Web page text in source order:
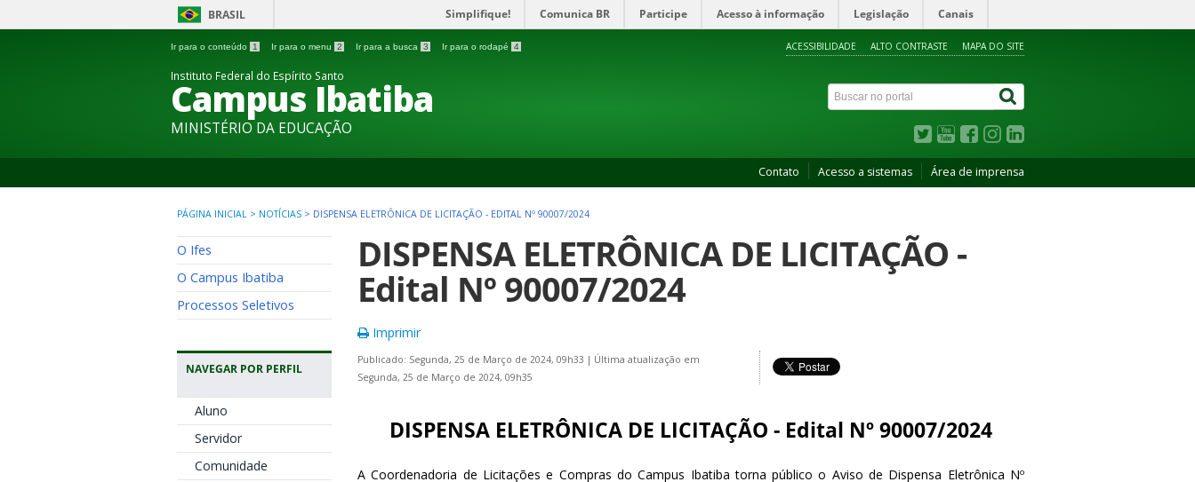
BRASIL Simplifique! Comunica BR Participe Acesso à informação Legislação Canais
Ir para o conteúdo 1 Ir para o menu 2 Ir para a busca 3 Ir para o rodapé 4 ACESSIBILIDADE ALTO CONTRASTE MAPA DO SITE
Instituto Federal do Espírito Santo
Campus Ibatiba
MINISTÉRIO DA EDUCAÇÃO
Contato Acesso a sistemas Área de imprensa
PÁGINA INICIAL > NOTÍCIAS > DISPENSA ELETRÔNICA DE LICITAÇÃO - EDITAL Nº 90007/2024
O Ifes
O Campus Ibatiba
Processos Seletivos
NAVEGAR POR PERFIL
Aluno
Servidor
Comunidade
DISPENSA ELETRÔNICA DE LICITAÇÃO -
Edital Nº 90007/2024
Imprimir
Publicado: Segunda, 25 de Março de 2024, 09h33 | Última atualização em
Segunda, 25 de Março de 2024, 09h35
DISPENSA ELETRÔNICA DE LICITAÇÃO - Edital Nº 90007/2024
A Coordenadoria de Licitações e Compras do Campus Ibatiba torna público o Aviso de Dispensa Eletrônica Nº